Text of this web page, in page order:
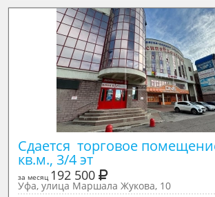
Сдается  торговое
кв.м., 3/4 эт
за месяц 192 500
Уфа, улица Маршала Жукова, 10